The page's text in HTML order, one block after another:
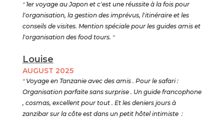
" 1er voyage au Japon et c'est une réussite à la fois pour
l'organisation, la gestion des imprévus, l'itinéraire et les
conseils de visites. Mention spéciale pour les guides amis et
l'organisation des food tours. "
Louise
AUGUST 2025
" Voyage en Tanzanie avec des amis . Pour le safari :
Organisation parfaite sans surprise . Un guide francophone
, cosmas, excellent pour tout . Et les deniers jours à
zanzibar sur la côte est dans un petit hôtel intimiste :